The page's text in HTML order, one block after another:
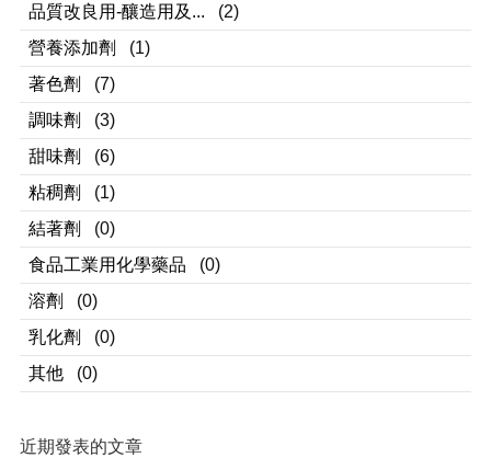
品質改良用-釀造用及...
(2)
營養添加劑
(1)
著色劑
(7)
調味劑
(3)
甜味劑
(6)
粘稠劑
(1)
結著劑
(0)
食品工業用化學藥品
(0)
溶劑
(0)
乳化劑
(0)
其他
(0)
近期發表的文章